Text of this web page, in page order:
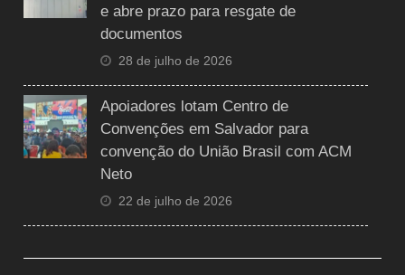
e abre prazo para resgate de
documentos
28 de julho de 2026
Apoiadores lotam Centro de
Convenções em Salvador para
convenção do União Brasil com ACM
Neto
22 de julho de 2026